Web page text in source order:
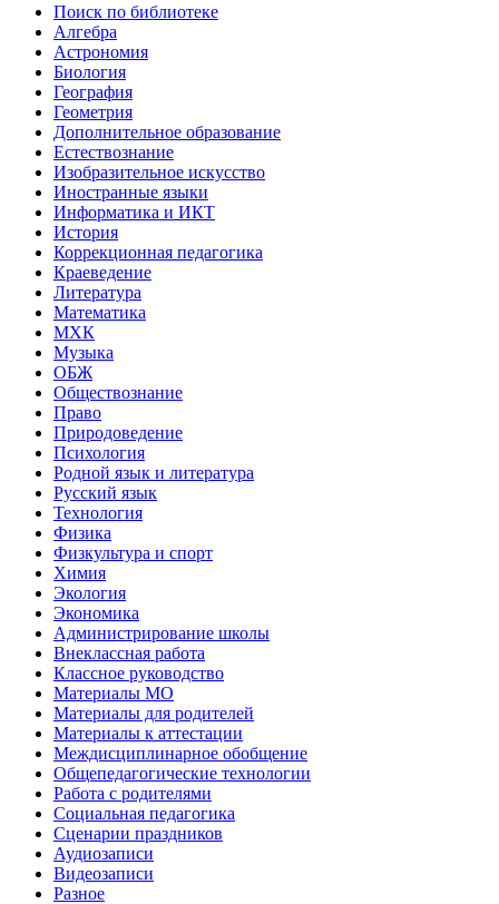
Поиск по библиотеке
Алгебра
Астрономия
Биология
География
Геометрия
Дополнительное образование
Естествознание
Изобразительное искусство
Иностранные языки
Информатика и ИКТ
История
Коррекционная педагогика
Краеведение
Литература
Математика
МХК
Музыка
ОБЖ
Обществознание
Право
Природоведение
Психология
Родной язык и литература
Русский язык
Технология
Физика
Физкультура и спорт
Химия
Экология
Экономика
Администрирование школы
Внеклассная работа
Классное руководство
Материалы МО
Материалы для родителей
Материалы к аттестации
Междисциплинарное обобщение
Общепедагогические технологии
Работа с родителями
Социальная педагогика
Сценарии праздников
Аудиозаписи
Видеозаписи
Разное